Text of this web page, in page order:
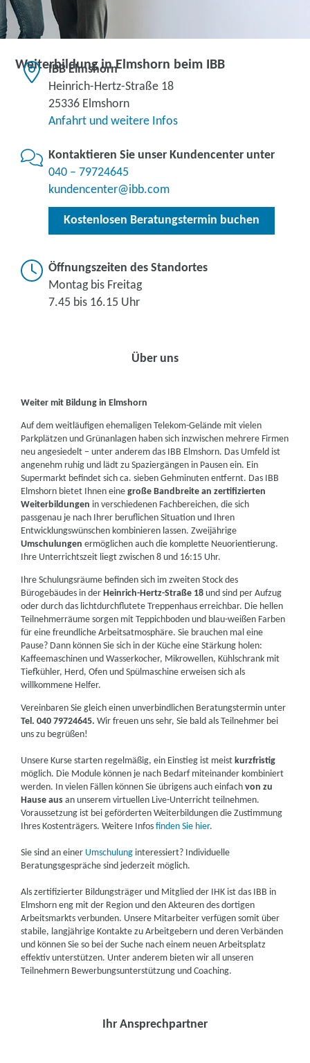
Weiterbildung in Elmshorn beim IBB
IBB Elmshorn
Heinrich-Hertz-Straße 18
25336 Elmshorn
Anfahrt und weitere Infos
Kontaktieren Sie unser Kundencenter unter
040 – 79724645
kundencenter@ibb.com
Kostenlosen Beratungstermin buchen
Öffnungszeiten des Standortes
Montag bis Freitag
7.45 bis 16.15 Uhr
Über uns
Weiter mit Bildung in Elmshorn
Auf dem weitläufigen ehemaligen Telekom-Gelände mit vielen
Parkplätzen und Grünanlagen haben sich inzwischen mehrere Firmen
neu angesiedelt – unter anderem das IBB Elmshorn. Das Umfeld ist
angenehm ruhig und lädt zu Spaziergängen in Pausen ein. Ein
Supermarkt befindet sich ca. sieben Gehminuten entfernt. Das IBB
Elmshorn bietet Ihnen einegroße Bandbreite an zertifizierten
Weiterbildungen in verschiedenen Fachbereichen, die sich
passgenau je nach Ihrer beruflichen Situation und Ihren
Entwicklungswünschen kombinieren lassen. Zweijährige
Umschulungen ermöglichen auch die komplette Neuorientierung.
Ihre Unterrichtszeit liegt zwischen 8 und 16:15 Uhr.
Ihre Schulungsräume befinden sich im zweiten Stock des
Bürogebäudes in derHeinrich-Hertz-Straße 18 und sind per Aufzug
oder durch das lichtdurchflutete Treppenhaus erreichbar. Die hellen
Teilnehmerräume sorgen mit Teppichboden und blau-weißen Farben
für eine freundliche Arbeitsatmosphäre. Sie brauchen mal eine
Pause? Dann können Sie sich in der Küche eine Stärkung holen:
Kaffeemaschinen und Wasserkocher, Mikrowellen, Kühlschrank mit
Tiefkühler, Herd, Ofen und Spülmaschine erweisen sich als
willkommene Helfer.
Vereinbaren Sie gleich einen unverbindlichen Beratungstermin unter
Tel. 040 79724645.Wir freuen uns sehr, Sie bald als Teilnehmer bei
uns zu begrüßen!
Unsere Kurse starten regelmäßig, ein Einstieg ist meistkurzfristig
möglich. Die Module können je nach Bedarf miteinander kombiniert
werden. In vielen Fällen können Sie übrigens auch einfachvon zu
Hause aus an unserem virtuellen Live-Unterricht teilnehmen.
Voraussetzung ist bei geförderten Weiterbildungen die Zustimmung
Ihres Kostenträgers. Weitere Infosfinden Sie hier.
Sie sind an einer Umschulung interessiert? Individuelle
Beratungsgespräche sind jederzeit möglich.
Als zertifizierter Bildungsträger und Mitglied der IHK ist das IBB in
Elmshorn eng mit der Region und den Akteuren des dortigen
Arbeitsmarkts verbunden. Unsere Mitarbeiter verfügen somit über
stabile, langjährige Kontakte zu Arbeitgebern und deren Verbänden
und können Sie so bei der Suche nach einem neuen Arbeitsplatz
effektiv unterstützen. Unter anderem bieten wir all unseren
Teilnehmern Bewerbungsunterstützung und Coaching.
Ihr Ansprechpartner